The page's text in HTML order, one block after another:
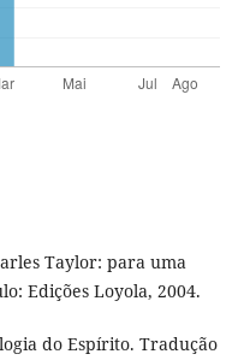
Taylor: para uma
Edições Loyola, 2004.
do Espírito. Tradução